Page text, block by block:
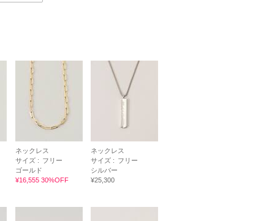
ネックレス
サイズ : フリー
ゴールド
¥16,555 30%OFF
ネックレス
サイズ : フリー
シルバー
¥25,300